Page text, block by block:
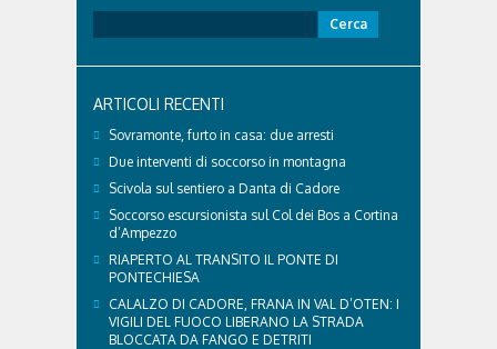
per:
ARTICOLI RECENTI
Sovramonte, furto in casa: due arresti
Due interventi di soccorso in montagna
Scivola sul sentiero a Danta di Cadore
Soccorso escursionista sul Col dei Bos a Cortina
d’Ampezzo
RIAPERTO AL TRANSITO IL PONTE DI
PONTECHIESA
CALALZO DI CADORE, FRANA IN VAL D’OTEN: I
VIGILI DEL FUOCO LIBERANO LA STRADA
BLOCCATA DA FANGO E DETRITI